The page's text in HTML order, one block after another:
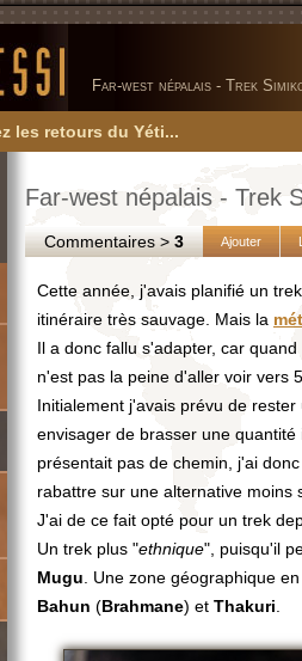
Far-west népalais - Trek
les retours du Yéti...
Far-west népalais - Trek
Commentaires >3 Ajouter
Cette année, j'avais planifié un
itinéraire très sauvage. Mais la
Il a donc fallu s'adapter, car
n'est pas la peine d'aller voir vers
Initialement j'avais prévu de
envisager de brasser une
présentait pas de chemin, j'ai
rabattre sur une alternative moins
J'ai de ce fait opté pour un trek
Un trek plus "ethnique", puisqu'il
Mugu . Une zone géographique
Bahun (Brahmane) et Thakuri